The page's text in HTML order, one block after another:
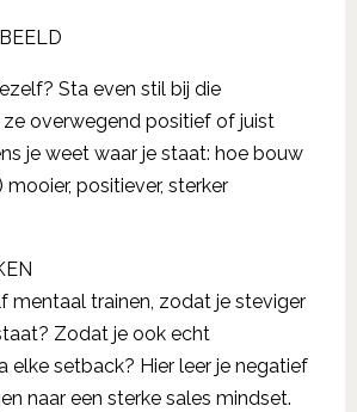
Sta even stil bij die
overwegend positief of juist
je weet waar je staat: hoe bouw
mooier, positiever, sterker
mentaal trainen, zodat je steviger
Zodat je ook echt
elke setback? Hier leer je negatief
naar een sterke sales mindset.